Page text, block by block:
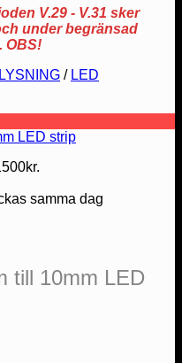
V.29 - V.31 sker
under begränsad
OBS!
/ LED
samma dag
till 10mm LED